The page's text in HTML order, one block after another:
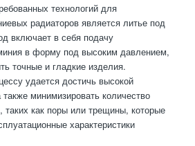
технологий для
радиаторов является литье под
включает в себя подачу
в форму под высоким давлением,
точные и гладкие изделия.
удается достичь высокой
минимизировать количество
таких как поры или трещины, которые
характеристики